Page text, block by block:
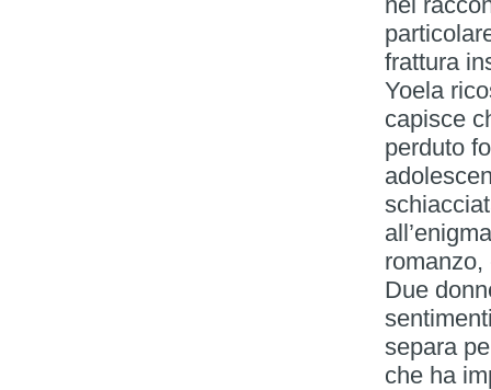
frattura
Yoela
capisce
perduto
Due
separa
che ha